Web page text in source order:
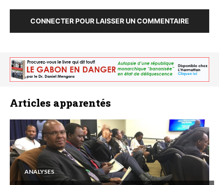
CONNECTER POUR LAISSER UN COMMENTAIRE
Articles apparentés
ANALYSES